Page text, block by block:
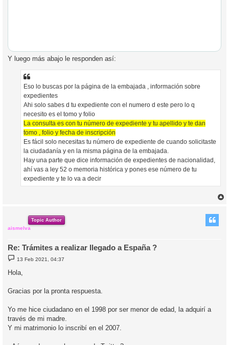
Y luego más abajo le responden así:
Eso lo buscas por la página de la embajada , información sobre
expedientes
Ahi solo sabes d tu expediente con el numero d este pero lo q
necesito es el tomo y folio
La consulta es con tu número de expediente y tu apellido y te dan
tomo , folio y fecha de inscripción
Es fácil solo necesitas tu número de expediente de cuando solicitaste
la ciudadanía y en la misma página de la embajada.
Hay una parte que dice información de expedientes de nacionalidad,
ahí vas a ley 52 o memoria histórica y pones ese número de tu
expediente y te lo va a decir
Topic Author
aismelva
Re: Trámites a realizar llegado a España ?
M
e
n
s
e
13 Feb 2021, 04:37
Hola,
Gracias por la pronta respuesta.
Yo me hice ciudadano en el 1998 por ser menor de edad, la adquirí a
través de mi madre.
Y mi matrimonio lo inscribí en el 2007.